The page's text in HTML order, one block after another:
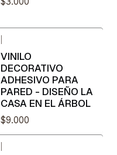
VINILO
DECORATIVO
ADHESIVO PARA
PARED - DISEÑO LA
CASA EN EL ÁRBOL
$9.000